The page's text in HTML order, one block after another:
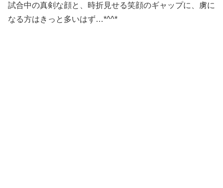
試合中の真剣な顔と、時折見せる笑顔のギャップに、虜に
なる方はきっと多いはず…*^^*